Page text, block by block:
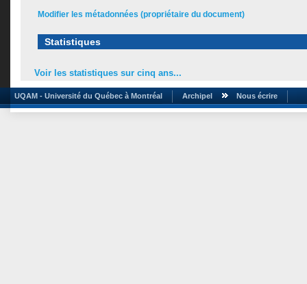
Modifier les métadonnées (propriétaire du document)
Statistiques
Voir les statistiques sur cinq ans...
UQAM - Université du Québec à Montréal Archipel Nous écrire